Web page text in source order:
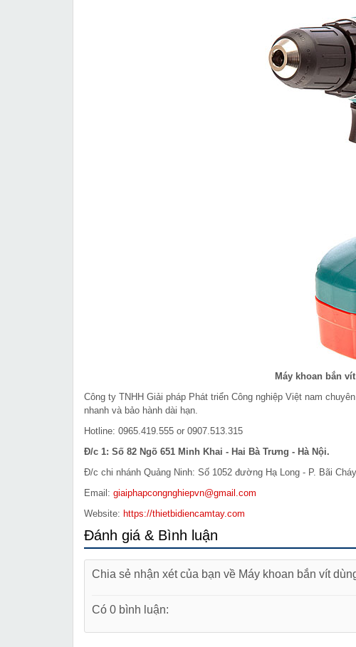
Máy khoan bắn
Công ty TNHH Giải pháp Phát triển Công nghiệp Việt nam
nhanh và bảo hành dài hạn.
Hotline: 0965.419.555 or 0907.513.315
Đ/c 1: Số 82 Ngõ 651 Minh Khai - Hai Bà Trưng - Hà Nội.
Đ/c chi nhánh Quảng Ninh: Số 1052 đường Hạ Long - P. Bãi
Email: giaiphapcongnghiepvn@gmail.com
Website: https://thietbidiencamtay.com
Đánh giá & Bình luận
Chia sẻ nhận xét của bạn về Máy khoan bắn vít
Có 0 bình luận: